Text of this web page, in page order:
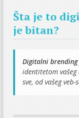
Šta je to
je bitan?
Digitalni brending
identitetom
sve, od vašeg